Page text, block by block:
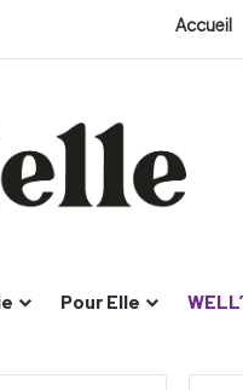
Accueil
Pour Elle